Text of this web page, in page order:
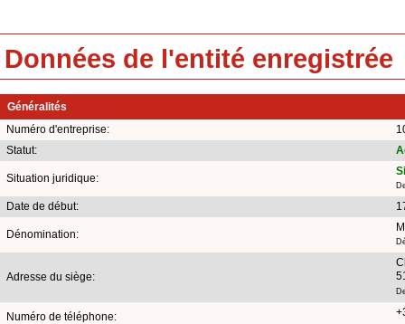
Données de l'entité enregistrée
Généralités
Numéro d'entreprise:
Statut:
Situation juridique:
Date de début:
Dénomination:
Adresse du siège:
Numéro de téléphone: